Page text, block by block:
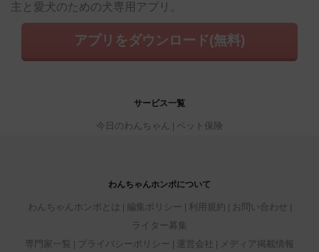
主と愛犬のための犬専用アプリ。
アプリをダウンロード(無料)
サービス一覧
今日のわんちゃん ペット保険
わんちゃんホンポについて
わんちゃんホンポとは 編集ポリシー 利用規約
お問い合わせ
ライター募集
専門家一覧
プライバシーポリシー 運営会社 メディア掲載情報